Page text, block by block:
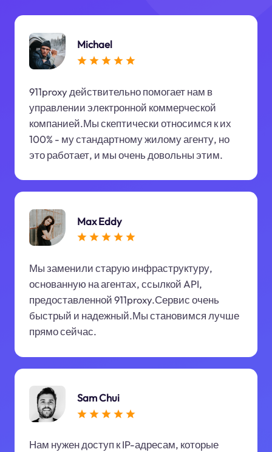
Michael
911proxy действительно помогает нам в
управлении электронной коммерческой
компанией.Мы скептически относимся к их
100% - му стандартному жилому агенту, но
это работает, и мы очень довольны этим.
Max Eddy
Мы заменили старую инфраструктуру,
основанную на агентах, ссылкой API,
предоставленной 911proxy.Сервис очень
быстрый и надежный.Мы становимся лучше
прямо сейчас.
Sam Chui
Нам нужен доступ к IP-адресам, которые